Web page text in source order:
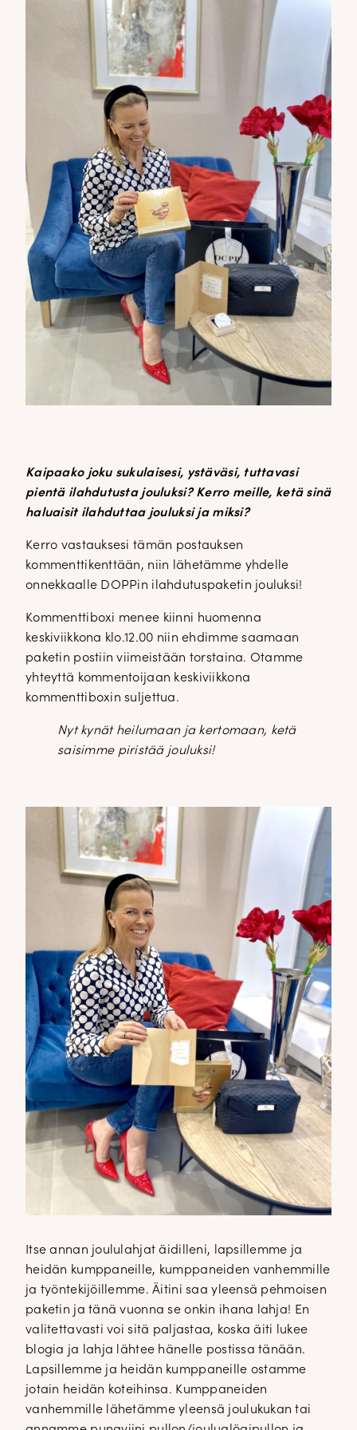
Kaipaako joku sukulaisesi, ystäväsi, tuttavasi
pientä ilahdutusta jouluksi? Kerro meille, ketä sinä
haluaisit ilahduttaa jouluksi ja miksi?
Kerro vastauksesi tämän postauksen
kommenttikenttään, niin lähetämme yhdelle
onnekkaalle DOPPin ilahdutuspaketin jouluksi!
Kommenttiboxi menee kiinni huomenna
keskiviikkona klo.12.00 niin ehdimme saamaan
paketin postiin viimeistään torstaina. Otamme
yhteyttä kommentoijaan keskiviikkona
kommenttiboxin suljettua.
Nyt kynät heilumaan ja kertomaan, ketä
saisimme piristää jouluksi!
Itse annan joululahjat äidilleni, lapsillemme ja
heidän kumppaneille, kumppaneiden vanhemmille
ja työntekijöillemme. Äitini saa yleensä pehmoisen
paketin ja tänä vuonna se onkin ihana lahja! En
valitettavasti voi sitä paljastaa, koska äiti lukee
blogia ja lahja lähtee hänelle postissa tänään.
Lapsillemme ja heidän kumppaneille ostamme
jotain heidän koteihinsa. Kumppaneiden
vanhemmille lähetämme yleensä joulukukan tai